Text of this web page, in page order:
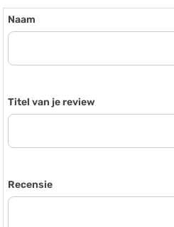
Naam
Titel van je review
Recensie